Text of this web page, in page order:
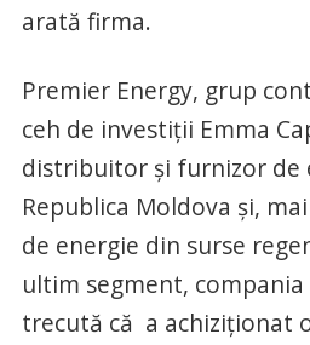
arată firma.
Premier Energy, grup
ceh de investiții Emma
distribuitor și furnizor de
Republica Moldova și,
de energie din surse
ultim segment,
trecută că a achiziționat